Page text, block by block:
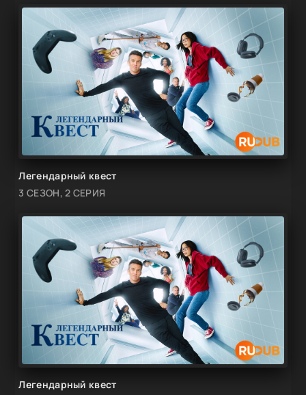
Легендарный квест
3 СЕЗОН, 2 СЕРИЯ
Легендарный квест